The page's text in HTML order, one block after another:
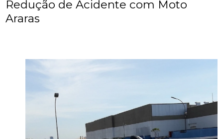
Redução de Acidente com Moto
Araras